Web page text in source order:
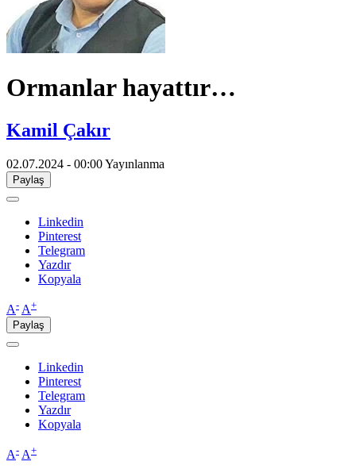
Ormanlar hayattır…
Kamil Çakır
02.07.2024 - 00:00Yayınlanma
Paylaş
Linkedin
Pinterest
Telegram
Yazdır
Kopyala
A- A+
Paylaş
Linkedin
Pinterest
Telegram
Yazdır
Kopyala
A- A+